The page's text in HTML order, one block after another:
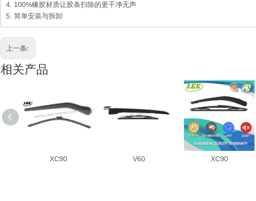
4. 100%橡胶材质让胶条扫除的更干净无声
5. 简单安装与拆卸
上一条:
相关产品
XC90 V60 XC90